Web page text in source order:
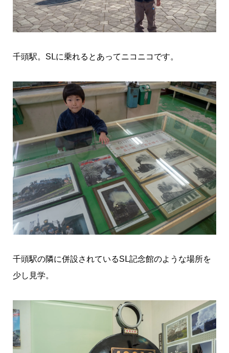
千頭駅。SⅬに乗れるとあってニコニコです。
千頭駅の隣に併設されているSⅬ記念館のような場所を
少し見学。